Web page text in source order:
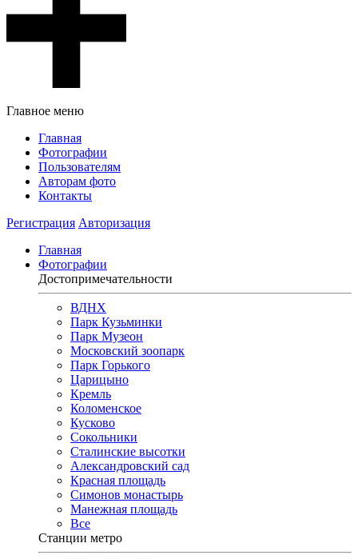
Главное меню
Главная
Фотографии
Пользователям
Авторам фото
Контакты
Регистрация Авторизация
Главная
Фотографии
Достопримечательности
ВДНХ
Парк Кузьминки
Парк Музеон
Московский зоопарк
Парк Горького
Царицыно
Кремль
Коломенское
Кусково
Сокольники
Сталинские высотки
Александровский сад
Красная площадь
Симонов монастырь
Манежная площадь
Все
Станции метро